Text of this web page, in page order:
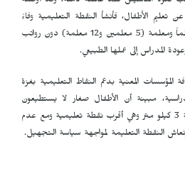
تعليم الأطفال، فأنشأ النقطة التعليمية وفاءً
لذكراها، ويعمل في المدرسة 17 معلماً ومعلمة (5 معلمين و12 معلمة) دون رواتب
المدراس إلى عملها الطبيعي.
المؤسسات المعنية بدعم النقاط التعليمية بغزة
مبينة أن الأطفال صغار لا يستطيعون
الاعتماد على أنفسهم لقطع مسافة 3 كيلو متر وهي أقرب نقطة تعليمية ومع عدم
النقطة التعليمة لمواجهة سياسة التجهيل.